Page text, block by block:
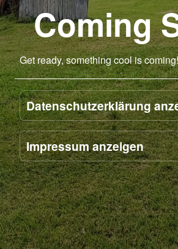
Coming
Get ready, something cool is coming!
Datenschutzerklärung
Impressum anzeigen